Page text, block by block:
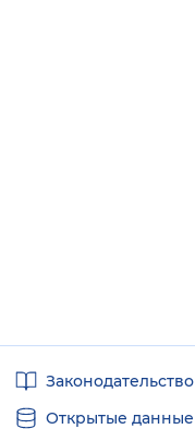
ссылкиЗаконодательство
Открытые данные